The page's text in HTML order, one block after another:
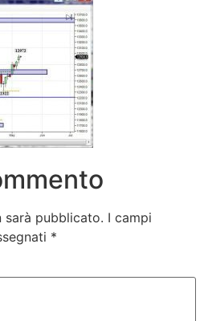
sarà pubblicato. I campi
*